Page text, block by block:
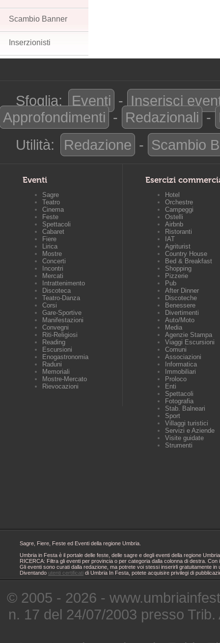
Scambio Banner
Inserzionisti
Sfoglia: Eventi - Inserisci
Approfondimenti - Redazionali -
Utilità:
Redazione - Scambio
Eventi
Sagre
Teatro
Cinema
Feste
Spettacoli
Cabaret
Fiere
Lirica
Mostre
Concerti
Incontri
Mercati
Intrattenimento
Discoteca
Teatro-Danza
Corsi
Gare-Sportive
Manifestazioni
Convegni
Riti-Religiosi
Reading
Escursioni
Enogastronomia
Raduni
Memoriali
Mostre-Mercato
Rievocazioni
Esercizi
Hotel
Orchestre
Campeggi
Ostelli
Airbnb
Ristoranti
IAT
Agriturist
Country House
Bed & Breakfast
Shopping
Pizzerie
Pub
After Dinner
Discoteche
Benessere
Divertimenti
Auto/Moto
Media
Agenzie Stampa
Viaggi Escursioni
Comuni
Associazioni
Informatica
Immobiliari
Proloco
Enti
Spettacoli
Fotografia
Stab. Balneari
Sport
Villaggi turistici
Servizi e Aziende
Visite guidate
Strumenti
Sagre, Fiere, Feste ed Eventi della regione Umbria.
Umbria in Festa è il portale delle feste, delle sagre e degli eventi della regione
RICERCA: Filtra gli eventi per provincia o per categoria dalla colonna di destra.
Gli eventi sono curati dalla redazione, ma potrete voi stessi inserirli gratuitamente
Diventando utenti certificati di Umbria In Festa, potete acquisire privilegi di
© 2005 - 2026 -
n. 17 del 24/07/2003 presso